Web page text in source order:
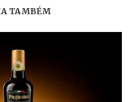
TAMBÉM